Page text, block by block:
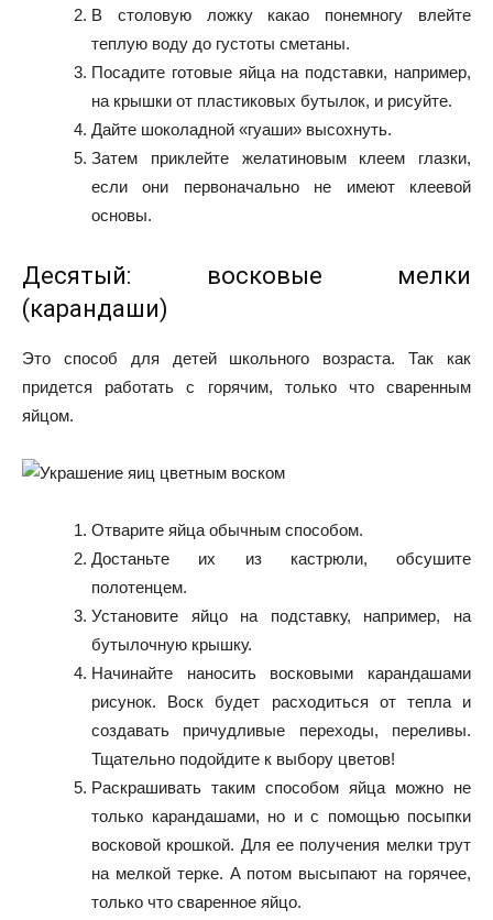
В столовую ложку какао понемногу влейте
теплую воду до густоты сметаны.
Посадите готовые яйца на подставки, например,
на крышки от пластиковых бутылок, и рисуйте.
Дайте шоколадной «гуаши» высохнуть.
Затем приклейте желатиновым клеем глазки,
если они первоначально не имеют клеевой
основы.
Десятый: восковые мелки
(карандаши)
Это способ для детей школьного возраста. Так как
придется работать с горячим, только что сваренным
яйцом.
Отварите яйца обычным способом.
Достаньте их из кастрюли, обсушите
полотенцем.
Установите яйцо на подставку, например, на
бутылочную крышку.
Начинайте наносить восковыми карандашами
рисунок. Воск будет расходиться от тепла и
создавать причудливые переходы, переливы.
Тщательно подойдите к выбору цветов!
Раскрашивать таким способом яйца можно не
только карандашами, но и с помощью посыпки
восковой крошкой. Для ее получения мелки трут
на мелкой терке. А потом высыпают на горячее,
только что сваренное яйцо.